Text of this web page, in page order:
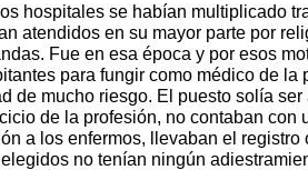
hospitales se habían multiplicado
atendidos en su mayor parte por
Fue en esa época y por esos
para fungir como médico de la
de mucho riesgo. El puesto solía
de la profesión, no contaban
a los enfermos, llevaban el
no tenían ningún